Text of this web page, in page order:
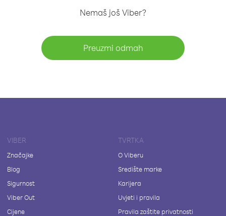
Nemaš još Viber?
Preuzmi odmah
VIBER
Značajke
Blog
Sigurnost
Viber Out
Cijene
TVRTKA
O Viberu
Središte marke
Karijera
Uvjeti i pravila
Pravila zaštite privatnosti